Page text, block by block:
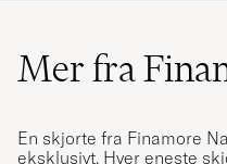
Mer fra
En skjorte fra Finamore
eksklusivt. Hver eneste